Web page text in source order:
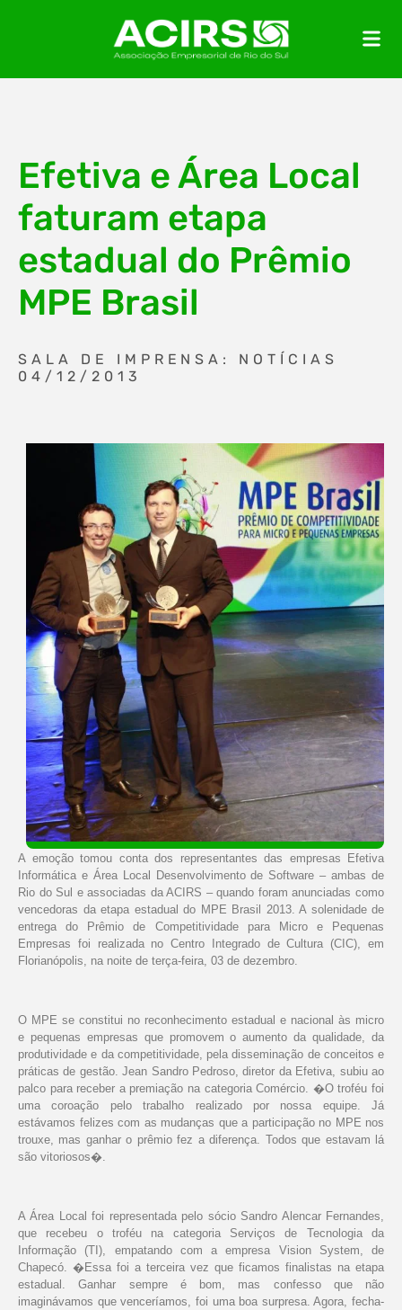
Efetiva e Área Local
faturam etapa
estadual do Prêmio
MPE Brasil
SALA DE IMPRENSA: NOTÍCIAS
04/12/2013
A emoção tomou conta dos representantes das empresas Efetiva
Informática e Área Local Desenvolvimento de Software – ambas de
Rio do Sul e associadas da ACIRS – quando foram anunciadas como
vencedoras da etapa estadual do MPE Brasil 2013. A solenidade de
entrega do Prêmio de Competitividade para Micro e Pequenas
Empresas foi realizada no Centro Integrado de Cultura (CIC), em
Florianópolis, na noite de terça-feira, 03 de dezembro.
O MPE se constitui no reconhecimento estadual e nacional às micro
e pequenas empresas que promovem o aumento da qualidade, da
produtividade e da competitividade, pela disseminação de conceitos e
práticas de gestão. Jean Sandro Pedroso, diretor da Efetiva, subiu ao
palco para receber a premiação na categoria Comércio. �O troféu foi
uma coroação pelo trabalho realizado por nossa equipe. Já
estávamos felizes com as mudanças que a participação no MPE nos
trouxe, mas ganhar o prêmio fez a diferença. Todos que estavam lá
são vitoriosos�.
A Área Local foi representada pelo sócio Sandro Alencar Fernandes,
que recebeu o troféu na categoria Serviços de Tecnologia da
Informação (TI), empatando com a empresa Vision System, de
Chapecó. �Essa foi a terceira vez que ficamos finalistas na etapa
estadual. Ganhar sempre é bom, mas confesso que não
imaginávamos que venceríamos, foi uma boa surpresa. Agora, fecha-